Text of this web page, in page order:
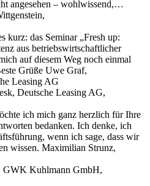
angesehen – wohlwissend,…
kurz: das Seminar „Fresh up:
aus betriebswirtschaftlicher
auf diesem Weg noch einmal
Grüße Uwe Graf,
Leasing AG
Deutsche Leasing AG,
ich mich ganz herzlich für Ihre
bedanken. Ich denke, ich
wenn ich sage, dass wir
wissen. Maximilian Strunz,
GWK Kuhlmann GmbH,